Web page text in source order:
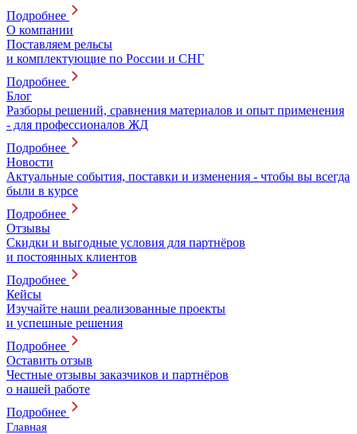
Подробнее
О компании
Поставляем рельсы
и комплектующие по России и СНГ
Подробнее
Блог
Разборы решений, сравнения материалов и опыт применения
- для профессионалов ЖД
Подробнее
Новости
Актуальные события, поставки и изменения - чтобы вы всегда
были в курсе
Подробнее
Отзывы
Скидки и выгодные условия для партнёров
и постоянных клиентов
Подробнее
Кейсы
Изучайте наши реализованные проекты
и успешные решения
Подробнее
Оставить отзыв
Честные отзывы заказчиков и партнёров
о нашей работе
Подробнее
Главная